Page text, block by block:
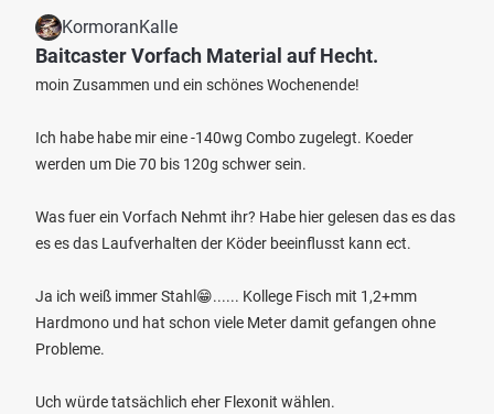
KormoranKalle
Baitcaster Vorfach Material auf Hecht.
moin Zusammen und ein schönes Wochenende!
Ich habe habe mir eine -140wg Combo zugelegt. Koeder
werden um Die 70 bis 120g schwer sein.
Was fuer ein Vorfach Nehmt ihr? Habe hier gelesen das es das
es es das Laufverhalten der Köder beeinflusst kann ect.
Ja ich weiß immer Stahl😁...... Kollege Fisch mit 1,2+mm
Hardmono und hat schon viele Meter damit gefangen ohne
Probleme.
Uch würde tatsächlich eher Flexonit wählen.